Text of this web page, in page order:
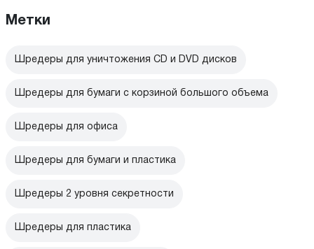
Метки
Шредеры для уничтожения CD и DVD дисков
Шредеры для бумаги с корзиной большого объема
Шредеры для офиса
Шредеры для бумаги и пластика
Шредеры 2 уровня секретности
Шредеры для пластика